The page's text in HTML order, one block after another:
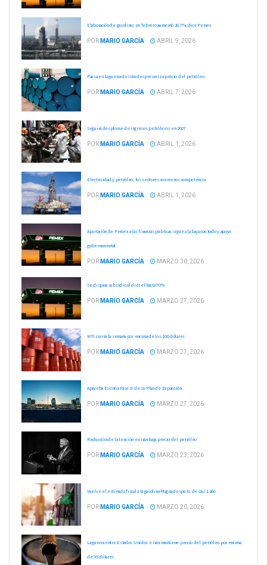
Elaboración de gasolinas en febrero aumentó 26.7%, dice Pemex
POR MARIO GARCÍA ABRIL 9, 2026
Pausa en la guerra de Irán despresuriza precio del petróleo
POR MARIO GARCÍA ABRIL 7, 2026
Seguirá desplome de ingresos petroleros en 2027
POR MARIO GARCÍA ABRIL 1, 2026
Electricidad y petróleo, los sectores con menos competencia
POR MARIO GARCÍA ABRIL 1, 2026
Aportación de Pemex a las finanzas públicas sigue a la baja con todo y apoyo
gubernamental
POR MARIO GARCÍA MARZO 30, 2026
Se dispara subsidio al diésel hasta 70%
POR MARIO GARCÍA MARZO 27, 2026
WTI cierra la semana por encima de los 100 dólares
POR MARIO GARCÍA MARZO 27, 2026
Aprueba Esentia Fase II de su Plan de Expansión
POR MARIO GARCÍA MARZO 27, 2026
Reducción de la tensión en Irán baja precio del petróleo
POR MARIO GARCÍA MARZO 23, 2026
Vuelve el estímulo fiscal a la gasolina Magna después de casi 1 año
POR MARIO GARCÍA MARZO 20, 2026
La guerra entre Estados Unidos e Irán mantiene precio del petróleo por encima
de 95 dólares